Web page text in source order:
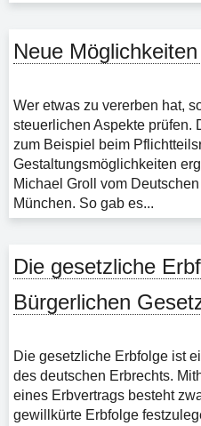
Neue
Wer etwas zu vererben hat,
steuerlichen Aspekte prüfen.
zum Beispiel beim
Gestaltungsmöglichkeiten
Michael Groll vom
München. So gab es...
Die gesetzliche
Bürgerlichen
Die gesetzliche Erbfolge ist
des deutschen Erbrechts.
eines Erbvertrags besteht
gewillkürte Erbfolge